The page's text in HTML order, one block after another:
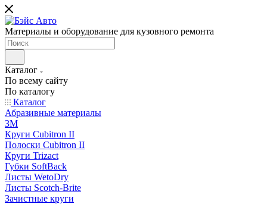
Материалы и оборудование для кузовного ремонта
Каталог
По всему сайту
По каталогу
Каталог
Абразивные материалы
3M
Круги Cubitron II
Полоски Cubitron II
Круги Trizact
Губки SoftBack
Листы WetoDry
Листы Scotch-Brite
Зачистные круги